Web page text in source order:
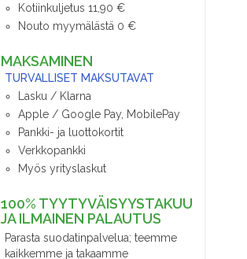
Kotiinkuljetus 11,90 €
Nouto myymälästä 0 €
MAKSAMINEN
TURVALLISET MAKSUTAVAT
Lasku / Klarna
Apple / Google Pay, MobilePay
Pankki- ja luottokortit
Verkkopankki
Myös yrityslaskut
100% TYYTYVÄISYYSTAKUU
JA ILMAINEN PALAUTUS
Parasta suodatinpalvelua; teemme
kaikkemme ja takaamme